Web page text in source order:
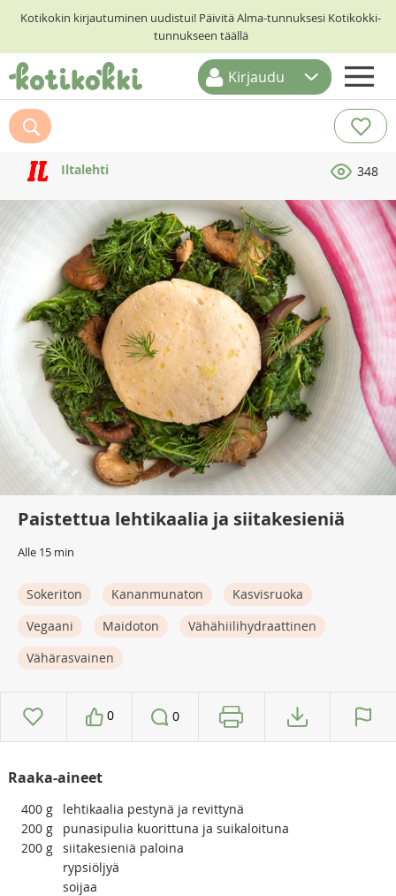
Kotikokin kirjautuminen uudistui! Päivitä Alma-tunnuksesi Kotikokki-
tunnukseen täällä
ETUSIVU
RESEPTIHAKU
RUOKATEEMAT
KESKUSTELUT
KOTIKOKIT
Kirjaudu
Iltalehti 348
Paistettua lehtikaalia ja siitakesieniä
Alle 15 min
Sokeriton Kananmunaton
Kasvisruoka
Vegaani
Maidoton
Vähähiilihydraattinen
Vähärasvainen
0 0
Raaka-aineet
400 g
lehtikaalia pestynä ja revittynä
200 g
punasipulia kuorittuna ja suikaloituna
200 g siitakesieniä paloina
rypsiöljyä
soijaa